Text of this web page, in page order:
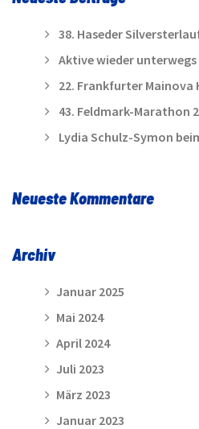
38. Haseder
Aktive wieder unterwegs
22. Frankfurter
43. Feldmark-Marathon
Lydia Schulz-Symon
Neueste Kommentare
Archiv
Januar 2025
Mai 2024
April 2024
Juli 2023
März 2023
Januar 2023